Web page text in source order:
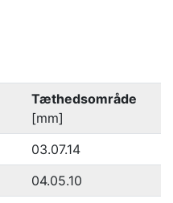
Tæthedsområde
[mm]
03.07.14
04.05.10